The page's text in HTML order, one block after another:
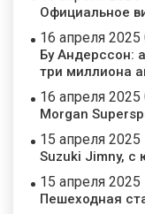
Официальное
16 апреля 2025
Бу Андерссон:
три миллиона
16 апреля 2025
Morgan
15 апреля 2025
Suzuki Jimny, с
15 апреля 2025
Пешеходная